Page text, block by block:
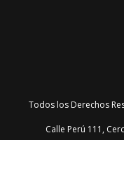
Todos los Derechos
Calle Perú 111,